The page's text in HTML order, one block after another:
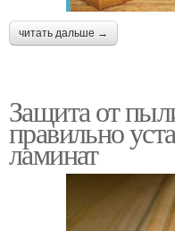
читать дальше →
Защита от
правильно
ламинат